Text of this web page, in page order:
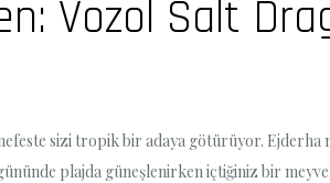
Vozol Salt
sizi tropik bir adaya götürüyor. Ejderha
plajda güneşlenirken içtiğiniz bir